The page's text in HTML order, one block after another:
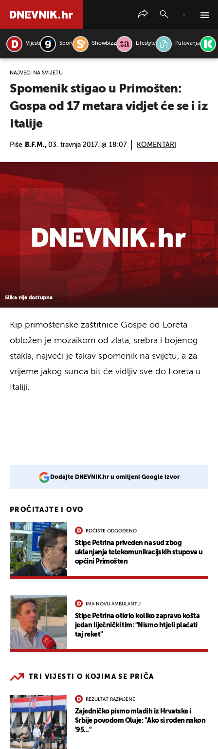
Vijesti Sport Showbizz Lifestyle Putovanja
NAJVEĆI NA SVIJETU
Spomenik stigao u Primošten:
Gospa od 17 metara vidjet će se i iz
Italije
Piše B.F.M., 03. travnja 2017. @ 18:07 KOMENTARI
Slika nije dostupna
Kip primoštenske zaštitnice Gospe od Loreta
obložen je mozaikom od zlata, srebra i bojenog
stakla, najveći je takav spomenik na svijetu, a za
vrijeme jakog sunca bit će vidljiv sve do Loreta u
Italiji.
Dodajte DNEVNIK.hr u omiljeni Google izvor
PROČITAJTE I OVO
ROČIŠTE ODGOĐENO
Stipe Petrina priveden na sud zbog
uklanjanja telekomunikacijskih stupova u
općini Primošten
IMA NOVU AMBULANTU
Stipe Petrina otkrio koliko zapravo košta
jedan liječnički tim: "Nismo htjeli plaćati
taj reket"
TRI VIJESTI O KOJIMA SE PRIČA
REZULTAT RAZMJENE
Zajedničko pismo mladih iz Hrvatske i
Srbije povodom Oluje: "Ako si rođen nakon
'95..."
PRETRAŽITE VIJESTI